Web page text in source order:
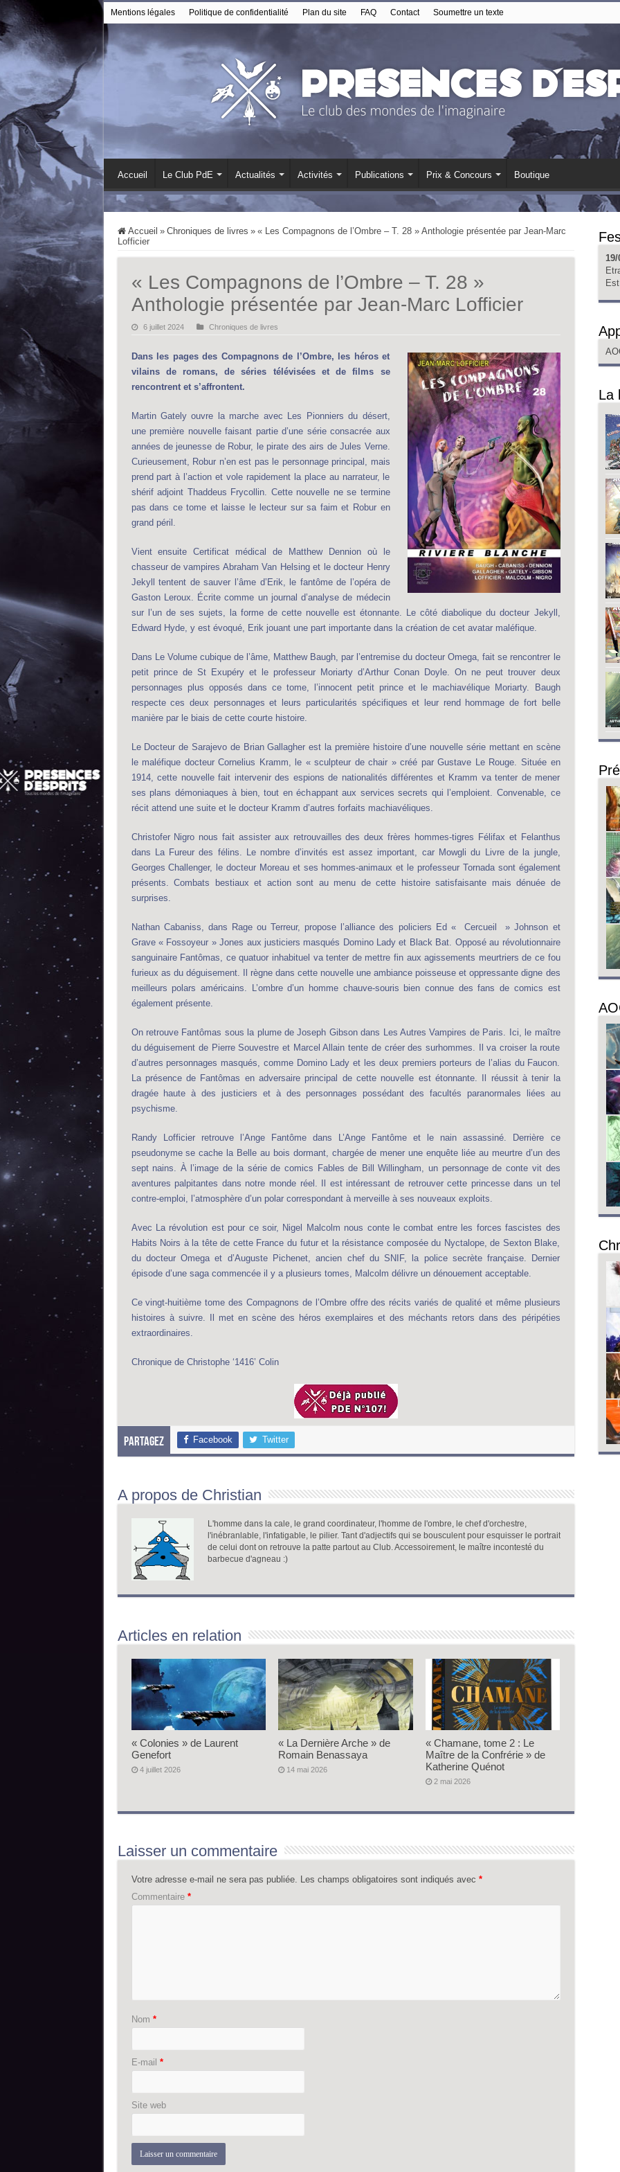
Mentions légales Politique de confidentialité Plan du site FAQ Contact Soumettre un texte
Accueil Le Club PdE Actualités Activités Publications Prix & Concours Boutique
Accueil » Chroniques de livres » « Les Compagnons de l’Ombre – T. 28 » Anthologie présentée par Jean-Marc
Lofficier
« Les Compagnons de l’Ombre – T. 28 »
Anthologie présentée par Jean-Marc Lofficier
6 juillet 2024 Chroniques de livres
Dans les pages des Compagnons de l’Ombre, les héros et
vilains de romans, de séries télévisées et de films se
rencontrent et s’affrontent.
Martin Gately ouvre la marche avec Les Pionniers du désert,
une première nouvelle faisant partie d’une série consacrée aux
années de jeunesse de Robur, le pirate des airs de Jules Verne.
Curieusement, Robur n’en est pas le personnage principal, mais
prend part à l’action et vole rapidement la place au narrateur, le
shérif adjoint Thaddeus Frycollin. Cette nouvelle ne se termine
pas dans ce tome et laisse le lecteur sur sa faim et Robur en
grand péril.
Vient ensuite Certificat médical de Matthew Dennion où le
chasseur de vampires Abraham Van Helsing et le docteur Henry
Jekyll tentent de sauver l’âme d’Erik, le fantôme de l’opéra de
Gaston Leroux. Écrite comme un journal d’analyse de médecin
sur l’un de ses sujets, la forme de cette nouvelle est étonnante. Le côté diabolique du docteur Jekyll,
Edward Hyde, y est évoqué, Erik jouant une part importante dans la création de cet avatar maléfique.
Dans Le Volume cubique de l’âme, Matthew Baugh, par l’entremise du docteur Omega, fait se rencontrer le
petit prince de St Exupéry et le professeur Moriarty d’Arthur Conan Doyle. On ne peut trouver deux
personnages plus opposés dans ce tome, l’innocent petit prince et le machiavélique Moriarty. Baugh
respecte ces deux personnages et leurs particularités spécifiques et leur rend hommage de fort belle
manière par le biais de cette courte histoire.
Le Docteur de Sarajevo de Brian Gallagher est la première histoire d’une nouvelle série mettant en scène
le maléfique docteur Cornelius Kramm, le « sculpteur de chair » créé par Gustave Le Rouge. Située en
1914, cette nouvelle fait intervenir des espions de nationalités différentes et Kramm va tenter de mener
ses plans démoniaques à bien, tout en échappant aux services secrets qui l’emploient. Convenable, ce
récit attend une suite et le docteur Kramm d’autres forfaits machiavéliques.
Christofer Nigro nous fait assister aux retrouvailles des deux frères hommes-tigres Félifax et Felanthus
dans La Fureur des félins. Le nombre d’invités est assez important, car Mowgli du Livre de la jungle,
Georges Challenger, le docteur Moreau et ses hommes-animaux et le professeur Tornada sont également
présents. Combats bestiaux et action sont au menu de cette histoire satisfaisante mais dénuée de
surprises.
Nathan Cabaniss, dans Rage ou Terreur, propose l’alliance des policiers Ed « Cercueil » Johnson et
Grave « Fossoyeur » Jones aux justiciers masqués Domino Lady et Black Bat. Opposé au révolutionnaire
sanguinaire Fantômas, ce quatuor inhabituel va tenter de mettre fin aux agissements meurtriers de ce fou
furieux as du déguisement. Il règne dans cette nouvelle une ambiance poisseuse et oppressante digne des
meilleurs polars américains. L’ombre d’un homme chauve-souris bien connue des fans de comics est
également présente.
On retrouve Fantômas sous la plume de Joseph Gibson dans Les Autres Vampires de Paris. Ici, le maître
du déguisement de Pierre Souvestre et Marcel Allain tente de créer des surhommes. Il va croiser la route
d’autres personnages masqués, comme Domino Lady et les deux premiers porteurs de l’alias du Faucon.
La présence de Fantômas en adversaire principal de cette nouvelle est étonnante. Il réussit à tenir la
dragée haute à des justiciers et à des personnages possédant des facultés paranormales liées au
psychisme.
Randy Lofficier retrouve l’Ange Fantôme dans L’Ange Fantôme et le nain assassiné. Derrière ce
pseudonyme se cache la Belle au bois dormant, chargée de mener une enquête liée au meurtre d’un des
sept nains. À l’image de la série de comics Fables de Bill Willingham, un personnage de conte vit des
aventures palpitantes dans notre monde réel. Il est intéressant de retrouver cette princesse dans un tel
contre-emploi, l’atmosphère d’un polar correspondant à merveille à ses nouveaux exploits.
Avec La révolution est pour ce soir, Nigel Malcolm nous conte le combat entre les forces fascistes des
Habits Noirs à la tête de cette France du futur et la résistance composée du Nyctalope, de Sexton Blake,
du docteur Omega et d’Auguste Pichenet, ancien chef du SNIF, la police secrète française. Dernier
épisode d’une saga commencée il y a plusieurs tomes, Malcolm délivre un dénouement acceptable.
Ce vingt-huitième tome des Compagnons de l’Ombre offre des récits variés de qualité et même plusieurs
histoires à suivre. Il met en scène des héros exemplaires et des méchants retors dans des péripéties
extraordinaires.
Chronique de Christophe ‘1416’ Colin
Partagez Facebook Twitter
A propos de Christian
L'homme dans la cale, le grand coordinateur, l'homme de l'ombre, le chef d'orchestre,
l'inébranlable, l'infatigable, le pilier. Tant d'adjectifs qui se bousculent pour esquisser le portrait
de celui dont on retrouve la patte partout au Club. Accessoirement, le maître incontesté du
barbecue d'agneau :)
Articles en relation
« Colonies » de Laurent
Genefort
4 juillet 2026
« La Dernière Arche » de
Romain Benassaya
14 mai 2026
« Chamane, tome 2 : Le
Maître de la Confrérie » de
Katherine Quénot
2 mai 2026
Laisser un commentaire
Votre adresse e-mail ne sera pas publiée. Les champs obligatoires sont indiqués avec *
Commentaire *
Nom *
E-mail *
Site web
19/
Est
La